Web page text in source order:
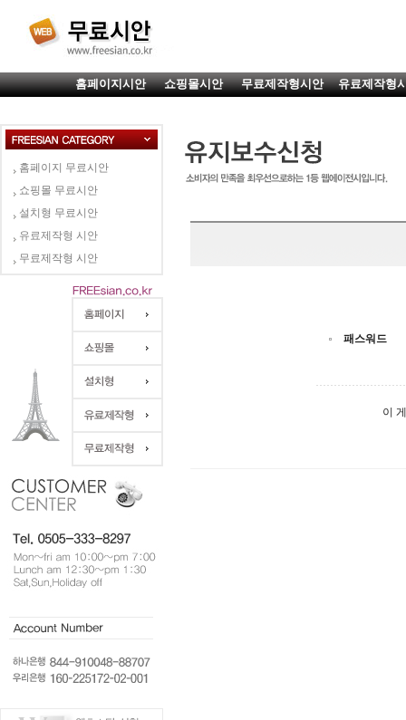
홈페이지시안 쇼핑몰시안 무료제작형시안 유료제작형
홈페이지 무료시안
쇼핑몰 무료시안
설치형 무료시안
유료제작형 시안
무료제작형 시안
패스워드
이